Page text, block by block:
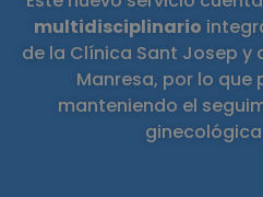
multidisciplinario
de la Clínica Sant Josep y
Manresa, por lo que
manteniendo el